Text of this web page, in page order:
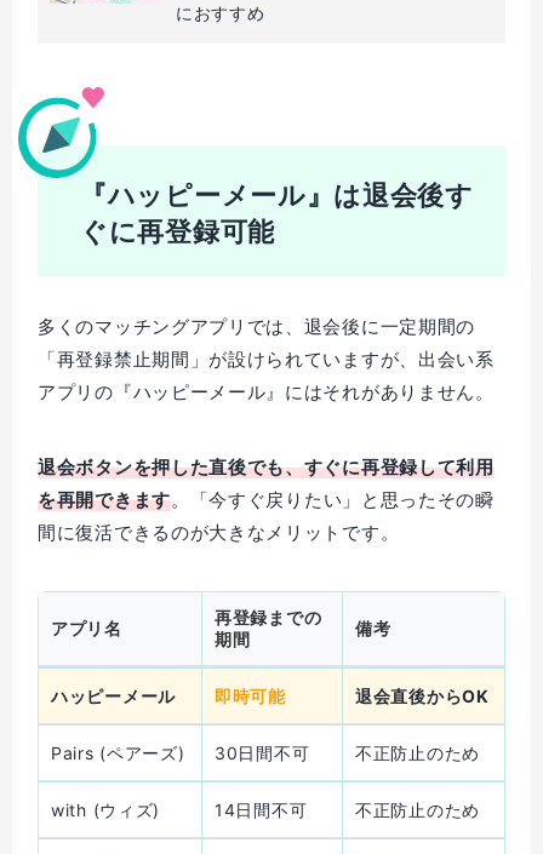
におすすめ
『ハッピーメール』は退会後す
ぐに再登録可能
多くのマッチングアプリでは、退会後に一定期間の
「再登録禁止期間」が設けられていますが、出会い系
アプリの『ハッピーメール』にはそれがありません。
退会ボタンを押した直後でも、すぐに再登録して利用
を再開できます。「今すぐ戻りたい」と思ったその瞬
間に復活できるのが大きなメリットです。
アプリ名
再登録までの
期間
備考
ハッピーメール 即時可能 退会直後からOK
Pairs (ペアーズ) 30日間不可 不正防止のため
with (ウィズ) 14日間不可 不正防止のため